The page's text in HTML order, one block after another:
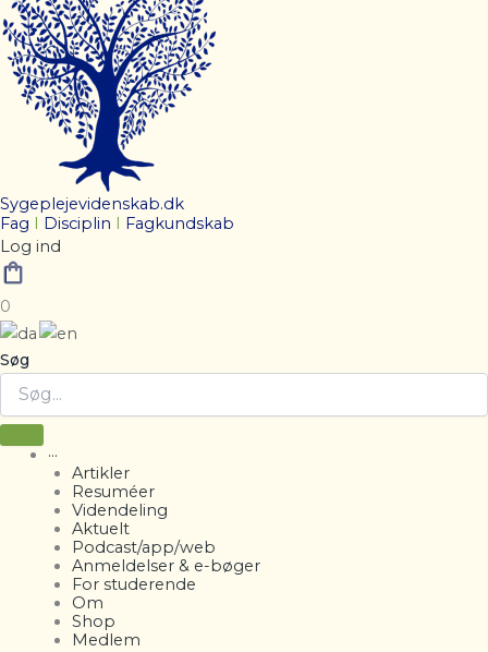
Sygeplejevidenskab.dk
Fag I Disciplin I Fagkundskab
Log ind
0
Søg
···
Artikler
Resuméer
Videndeling
Aktuelt
Podcast/app/web
Anmeldelser & e-bøger
For studerende
Om
Shop
Medlem